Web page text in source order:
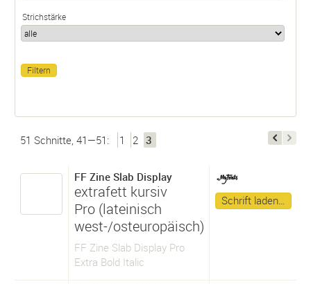
Strichstärke
51 Schnitte, 41—51: 1 2 3
FF Zine Slab Display
extrafett kursiv
Pro (lateinisch
west-/osteuropäisch)
FF Zine Slab Display Pro
Extra Bold Italic
Schrift laden…